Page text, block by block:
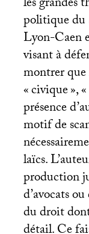
politique du
Lyon-Caen
visant à
montrer que
«civique», «
présence
motif de
laïcs.
production
d’avocats
du droit